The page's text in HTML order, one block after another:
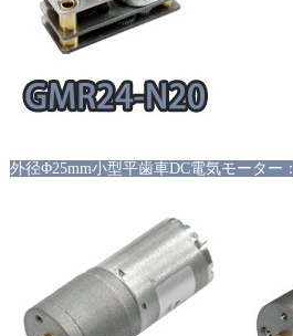
外径Φ25mm小型平歯車DC電気モーター：